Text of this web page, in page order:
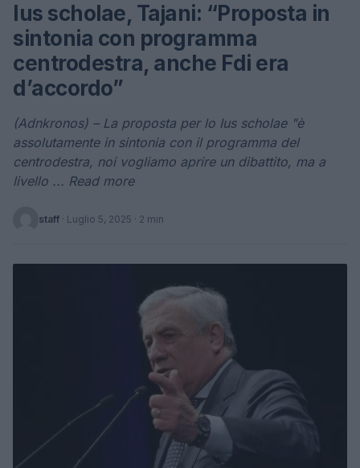
Ius scholae, Tajani: “Proposta in
sintonia con programma
centrodestra, anche Fdi era
d’accordo”
(Adnkronos) – La proposta per lo Ius scholae "è
assolutamente in sintonia con il programma del
centrodestra, noi vogliamo aprire un dibattito, ma a
livello ... Read more
staff · Luglio 5, 2025 · 2 min